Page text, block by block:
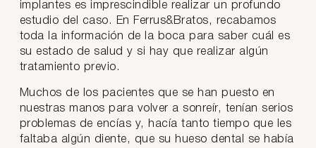
implantes es imprescindible realizar un profundo
estudio del caso. En Ferrus&Bratos, recabamos
toda la información de la boca para saber cuál es
su estado de salud y si hay que realizar algún
tratamiento previo.
Muchos de los pacientes que se han puesto en
nuestras manos para volver a sonreír, tenían serios
problemas de encías y, hacía tanto tiempo que les
faltaba algún diente, que su hueso dental se había